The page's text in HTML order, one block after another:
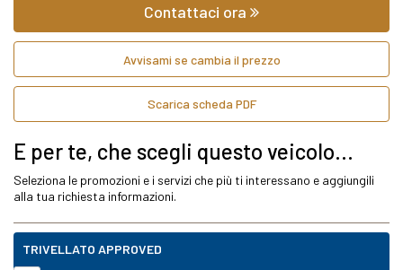
Contattaci ora
Avvisami se cambia il prezzo
Scarica scheda PDF
E per te, che scegli questo veicolo...
Seleziona le promozioni e i servizi che più ti interessano e aggiungili
alla tua richiesta informazioni.
TRIVELLATO APPROVED